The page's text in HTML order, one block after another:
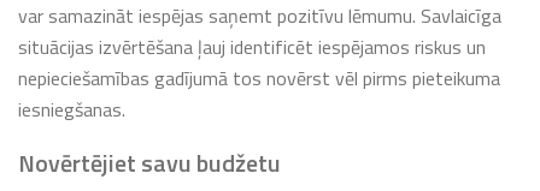
var samazināt iespējas saņemt pozitīvu lēmumu. Savlaicīga
situācijas izvērtēšana ļauj identificēt iespējamos riskus un
nepieciešamības gadījumā tos novērst vēl pirms pieteikuma
iesniegšanas.
Novērtējiet savu budžetu